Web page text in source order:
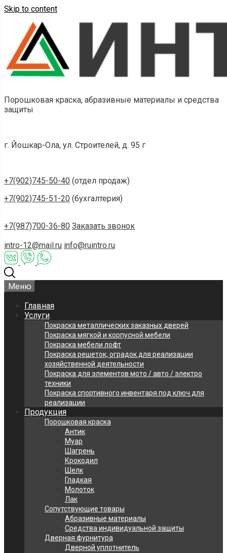
Skip to content
Порошковая краска, абразивные материалы и средства
защиты
г. Йошкар-Ола, ул. Строителей, д. 95 г
+7(902)745-50-40 (отдел продаж)
+7(902)745-51-20 (бухгалтерия)
+7(987)700-36-80 Заказать звонок
intro-12@mail.ru info@ruintro.ru
Меню
Главная
Услуги
Покраска металлических заказных дверей
Покраска мягкой и корпусной мебели
Покраска мебели лофт
Покраска решеток, оградок для реализации
хозяйственной деятельности
Покраска для элементов мото / авто / электро
техники
Покраска спортивного инвентаря под ключ для
реализации
Продукция
Порошковая краска
Антик
Муар
Шагрень
Крокодил
Шелк
Гладкая
Молоток
Лак
Сопутствующие товары
Абразивные материалы
Средства индивидуальной защиты
Дверная фурнитура
Дверной уплотнитель